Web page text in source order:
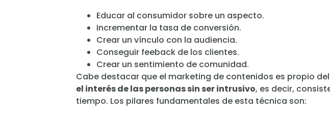
Educar al consumidor sobre un aspecto.
Incrementar la tasa de conversión.
Crear un vínculo con la audiencia.
Conseguir feeback de los clientes.
Crear un sentimiento de comunidad.
Cabe destacar que el marketing de contenidos es propio
el interés de las personas sin ser intrusivo, es decir,
tiempo. Los pilares fundamentales de esta técnica son: